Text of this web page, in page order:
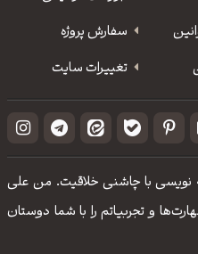
سفارش پروژه
تغییرات سایت
نویسی با چاشنی خلاقیت. من علی
و تجربیاتم را با شما دوستان